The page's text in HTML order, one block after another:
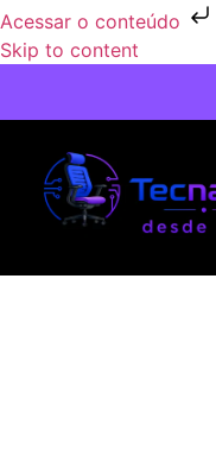
Acessar o conteúdo
Skip to content